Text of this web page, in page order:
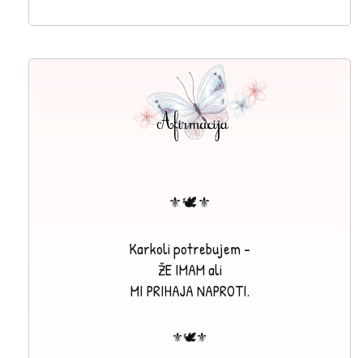
⚜🕊⚜
Karkoli potrebujem -
ŽE IMAM ali
MI PRIHAJA NAPROTI.
⚜🕊⚜